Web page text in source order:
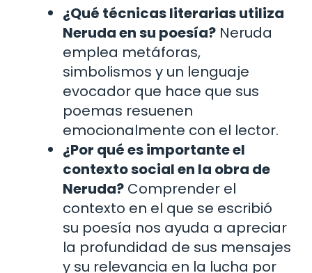
¿Qué técnicas literarias utiliza
Neruda en su poesía? Neruda
emplea metáforas,
simbolismos y un lenguaje
evocador que hace que sus
poemas resuenen
emocionalmente con el lector.
¿Por qué es importante el
contexto social en la obra de
Neruda? Comprender el
contexto en el que se escribió
su poesía nos ayuda a apreciar
la profundidad de sus mensajes
y su relevancia en la lucha por